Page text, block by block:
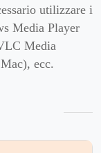
utilizzare i
Media Player
Media
ecc.